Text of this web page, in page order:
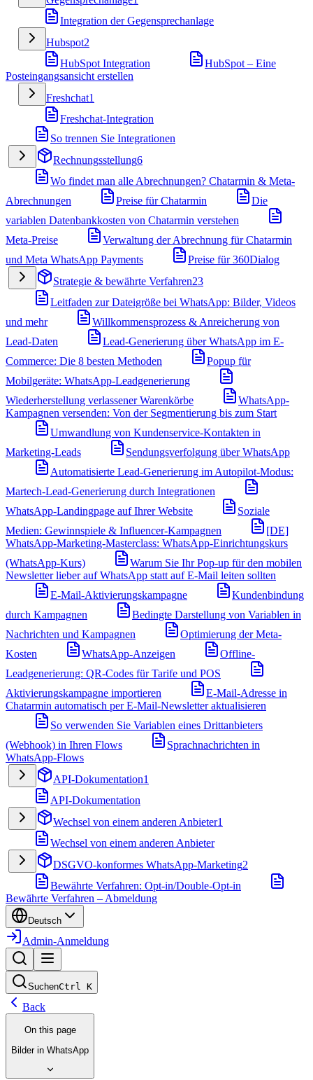
Integration der Gegensprechanlage
Hubspot2
HubSpot Integration
HubSpot – Eine
Posteingangsansicht erstellen
Freshchat1
Freshchat-Integration
So trennen Sie Integrationen
Rechnungsstellung6
Wo findet man alle Abrechnungen? Chatarmin & Meta-
Abrechnungen
Preise für Chatarmin
Die
variablen Datenbankkosten von Chatarmin verstehen
Meta-Preise
Verwaltung der Abrechnung für Chatarmin
und Meta WhatsApp Payments
Preise für 360Dialog
Strategie & bewährte Verfahren23
Leitfaden zur Dateigröße bei WhatsApp: Bilder, Videos
und mehr
Willkommensprozess & Anreicherung von
Lead-Daten
Lead-Generierung über WhatsApp im E-
Commerce: Die 8 besten Methoden
Popup für
Mobilgeräte: WhatsApp-Leadgenerierung
Wiederherstellung verlassener Warenkörbe
WhatsApp-
Kampagnen versenden: Von der Segmentierung bis zum Start
Umwandlung von Kundenservice-Kontakten in
Marketing-Leads
Sendungsverfolgung über WhatsApp
Automatisierte Lead-Generierung im Autopilot-Modus:
Martech-Lead-Generierung durch Integrationen
WhatsApp-Landingpage auf Ihrer Website
Soziale
Medien: Gewinnspiele & Influencer-Kampagnen
[DE]
WhatsApp-Marketing-Masterclass: WhatsApp-Einrichtungskurs
(WhatsApp-Kurs)
Warum Sie Ihr Pop-up für den mobilen
Newsletter lieber auf WhatsApp statt auf E-Mail leiten sollten
E-Mail-Aktivierungskampagne
Kundenbindung
durch Kampagnen
Bedingte Darstellung von Variablen in
Nachrichten und Kampagnen
Optimierung der Meta-
Kosten
WhatsApp-Anzeigen
Offline-
Leadgenerierung: QR-Codes für Tarife und POS
Aktivierungskampagne importieren
E-Mail-Adresse in
Chatarmin automatisch per E-Mail-Newsletter aktualisieren
So verwenden Sie Variablen eines Drittanbieters
(Webhook) in Ihren Flows
Sprachnachrichten in
WhatsApp-Flows
API-Dokumentation1
API-Dokumentation
Wechsel von einem anderen Anbieter1
Wechsel von einem anderen Anbieter
DSGVO-konformes WhatsApp-Marketing2
Bewährte Verfahren: Opt-in/Double-Opt-in
Bewährte Verfahren – Abmeldung
Deutsch
Admin-Anmeldung
SuchenCtrl K
Back
On this page
Bilder in WhatsApp